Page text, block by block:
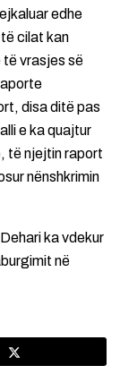
edhe
cilat kan
vrasjes së
disa ditë pas
e ka quajtur
të njejtin raport
nënshkrimin
ka vdekur
në